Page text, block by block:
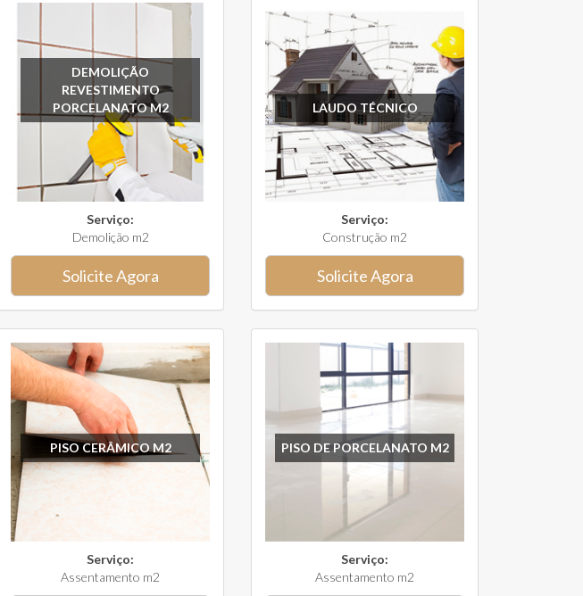
DEMOLIÇÃO
REVESTIMENTO
PORCELANATO M2
Serviço:
Demolição m2
Solicite Agora
LAUDO TÉCNICO
Serviço:
Construção m2
Solicite Agora
PISO CERÂMICO M2
Serviço:
Assentamento m2
PISO DE PORCELANATO M2
Serviço:
Assentamento m2